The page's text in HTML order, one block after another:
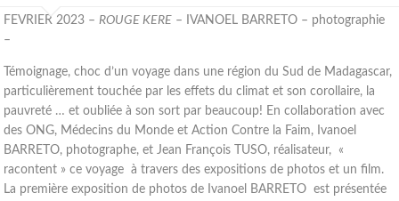
FEVRIER 2023 –ROUGE KERE – IVANOEL BARRETO – photographie
–
Témoignage, choc d’un voyage dans une région du Sud de Madagascar,
particulièrement touchée par les effets du climat et son corollaire, la
pauvreté … et oubliée à son sort par beaucoup! En collaboration avec
des ONG, Médecins du Monde et Action Contre la Faim, Ivanoel
BARRETO, photographe, et Jean François TUSO, réalisateur, «
racontent » ce voyage à travers des expositions de photos et un film.
La première exposition de photos de Ivanoel BARRETO est présentée